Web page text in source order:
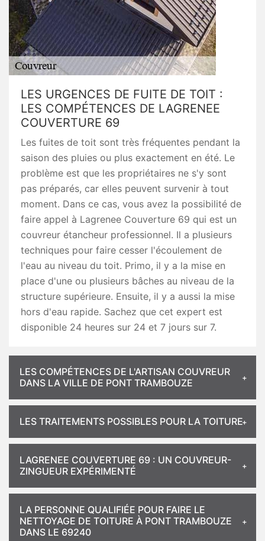
LES URGENCES DE FUITE DE TOIT :
LES COMPÉTENCES DE LAGRENEE
COUVERTURE 69
Les fuites de toit sont très fréquentes pendant la
saison des pluies ou plus exactement en été. Le
problème est que les propriétaires ne s'y sont
pas préparés, car elles peuvent survenir à tout
moment. Dans ce cas, vous avez la possibilité de
faire appel à Lagrenee Couverture 69 qui est un
couvreur étancheur professionnel. Il a plusieurs
techniques pour faire cesser l'écoulement de
l'eau au niveau du toit. Primo, il y a la mise en
place d'une ou plusieurs bâches au niveau de la
structure supérieure. Ensuite, il y a aussi la mise
hors d'eau rapide. Sachez que cet expert est
disponible 24 heures sur 24 et 7 jours sur 7.
LES COMPÉTENCES DE L'ARTISAN COUVREUR
DANS LA VILLE DE PONT TRAMBOUZE
LES TRAITEMENTS POSSIBLES POUR LA TOITURE
LAGRENEE COUVERTURE 69 : UN COUVREUR-
ZINGUEUR EXPÉRIMENTÉ
LA PERSONNE QUALIFIÉE POUR FAIRE LE
NETTOYAGE DE TOITURE À PONT TRAMBOUZE
DANS LE 69240